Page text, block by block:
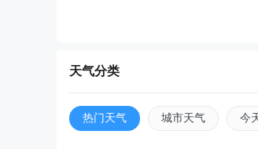
天气分类
热门天气 城市天气 今